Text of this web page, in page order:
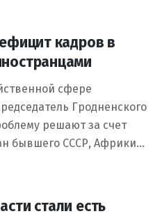
кадров в
сфере
Гродненского
решают за счет
бывшего СССР, Африки…
стали есть